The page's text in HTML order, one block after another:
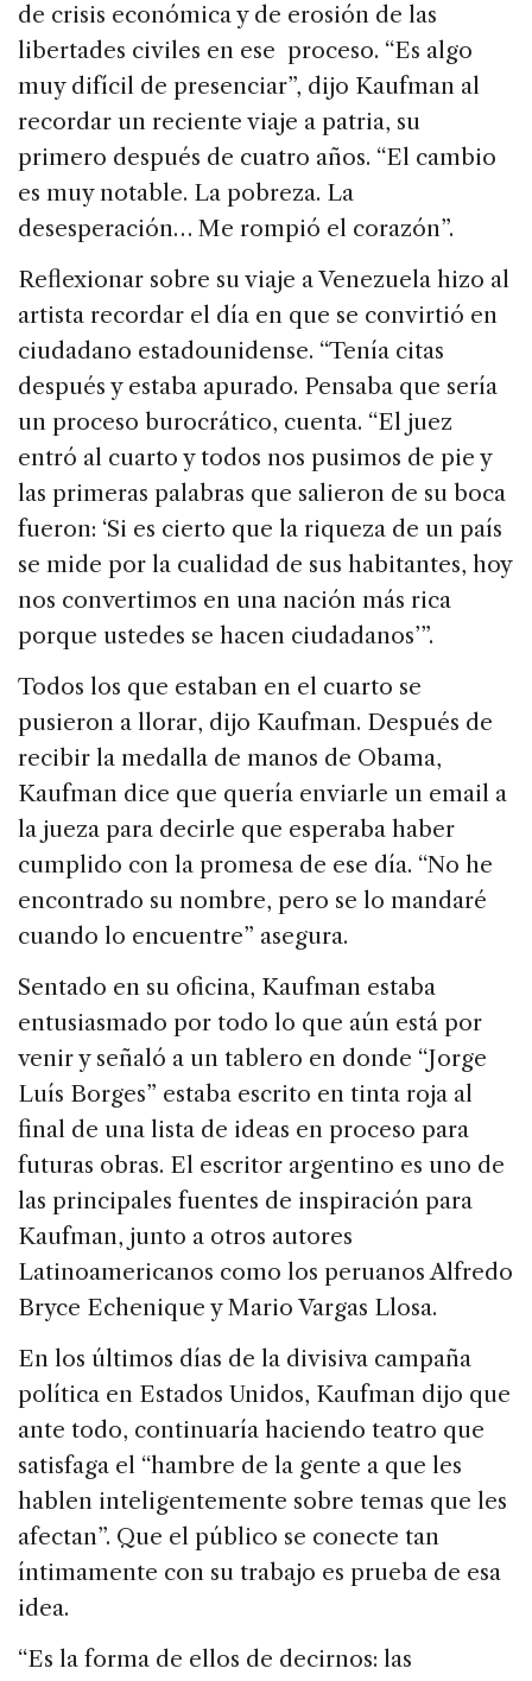
de crisis económica y de erosión de las
libertades civiles en ese proceso. “Es algo
muy difícil de presenciar”, dijo Kaufman al
recordar un reciente viaje a patria, su
primero después de cuatro años. “El cambio
es muy notable. La pobreza. La
desesperación… Me rompió el corazón”.
Reflexionar sobre su viaje a Venezuela hizo al
artista recordar el día en que se convirtió en
ciudadano estadounidense. “Tenía citas
después y estaba apurado. Pensaba que sería
un proceso burocrático, cuenta. “El juez
entró al cuarto y todos nos pusimos de pie y
las primeras palabras que salieron de su boca
fueron: ‘Si es cierto que la riqueza de un país
se mide por la cualidad de sus habitantes, hoy
nos convertimos en una nación más rica
porque ustedes se hacen ciudadanos’”.
Todos los que estaban en el cuarto se
pusieron a llorar, dijo Kaufman. Después de
recibir la medalla de manos de Obama,
Kaufman dice que quería enviarle un email a
la jueza para decirle que esperaba haber
cumplido con la promesa de ese día. “No he
encontrado su nombre, pero se lo mandaré
cuando lo encuentre” asegura.
Sentado en su oficina, Kaufman estaba
entusiasmado por todo lo que aún está por
venir y señaló a un tablero en donde “Jorge
Luís Borges” estaba escrito en tinta roja al
final de una lista de ideas en proceso para
futuras obras. El escritor argentino es uno de
las principales fuentes de inspiración para
Kaufman, junto a otros autores
Latinoamericanos como los peruanos Alfredo
Bryce Echenique y Mario Vargas Llosa.
En los últimos días de la divisiva campaña
política en Estados Unidos, Kaufman dijo que
ante todo, continuaría haciendo teatro que
satisfaga el “hambre de la gente a que les
hablen inteligentemente sobre temas que les
afectan”. Que el público se conecte tan
íntimamente con su trabajo es prueba de esa
idea.
“Es la forma de ellos de decirnos: las